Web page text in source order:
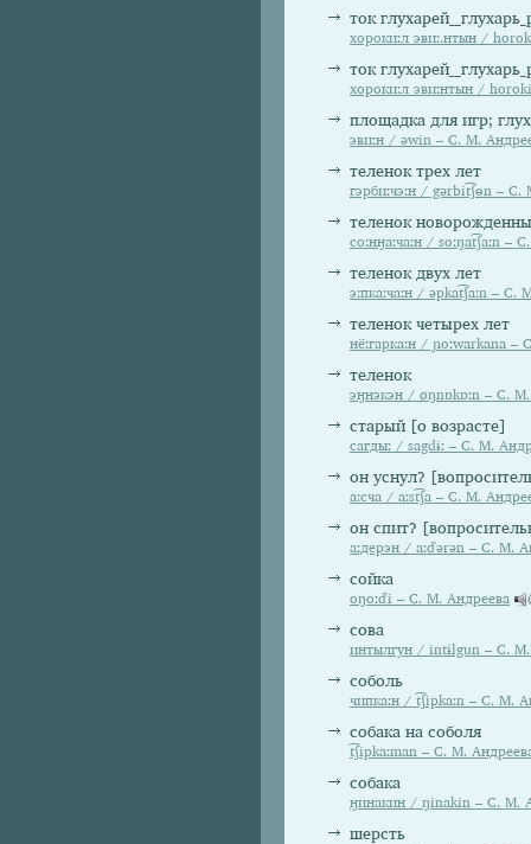
ток
хорокиːл эвиː.нтын /
ток
хорокиːл эвиːнтын /
площадка для игр;
эвиːн / əwin – С. М.
теленок трех лет
гэрбиːчэːн / gərbit͡ʃɵn – С.
теленок
соːнӈаːчаːн / soːŋat͡ʃaːn –
теленок двух лет
эːпкаːчаːн / əpkat͡ʃaːn – С.
теленок четырех лет
нёːгаркаːн / ɲoːwarkana
теленок
эӈнэкэн / øŋnɒkɒːn – С.
старый [о возрасте]
сагдыː / sagdɨː – С. М.
он уснул?
аːсча / aːst͡ʃa – С. М.
он спит?
аːдерэн / aːďərən – С. М.
сойка
oŋoːďi – С. М. Андреева
сова
интылгун / intɨlgun – С. М.
соболь
чипкаːн / t͡ʃipkaːn – С. М.
собака на соболя
t͡ʃipkaːman – С. М.
собака
ӈинакин / ŋinakin – С. М.
шерсть